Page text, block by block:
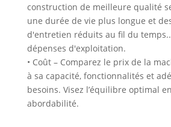
construction de meilleure qualité
une durée de vie plus longue et
d'entretien réduits au fil du
dépenses d'exploitation.
• Coût – Comparez le prix de la
à sa capacité, fonctionnalités et
besoins. Visez l’équilibre optimal
abordabilité.